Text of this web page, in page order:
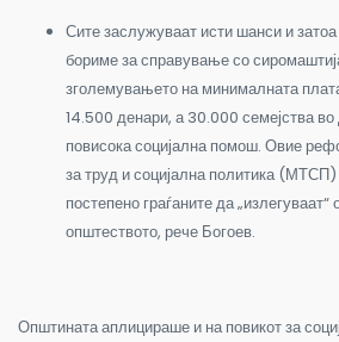
Сите заслужуваат исти шанси и
бориме за справување со
зголемувањето на минималната
14.500 денари, а 30.000 семејства
повисока социјална помош. Овие
за труд и социјална политика
постепено граѓаните да
општеството, рече Богоев.
Општината аплицираше и на повикот за